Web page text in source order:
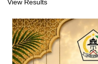
View Results